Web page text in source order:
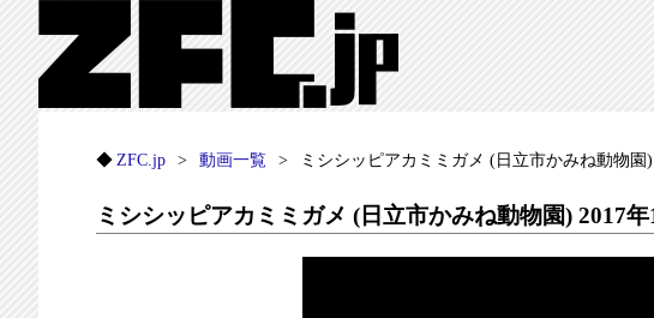
ZFC.jp 動画一覧 ミシシッピアカミミガメ (日立市かみね動物園)
ミシシッピアカミミガメ (日立市かみね動物園) 2017年